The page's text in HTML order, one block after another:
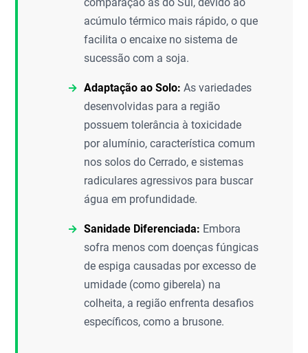
acúmulo térmico mais rápido, o que
facilita o encaixe no sistema de
sucessão com a soja.
Adaptação ao Solo: As variedades
desenvolvidas para a região
possuem tolerância à toxicidade
por alumínio, característica comum
nos solos do Cerrado, e sistemas
radiculares agressivos para buscar
água em profundidade.
Sanidade Diferenciada: Embora
sofra menos com doenças fúngicas
de espiga causadas por excesso de
umidade (como giberela) na
colheita, a região enfrenta desafios
específicos, como a brusone.